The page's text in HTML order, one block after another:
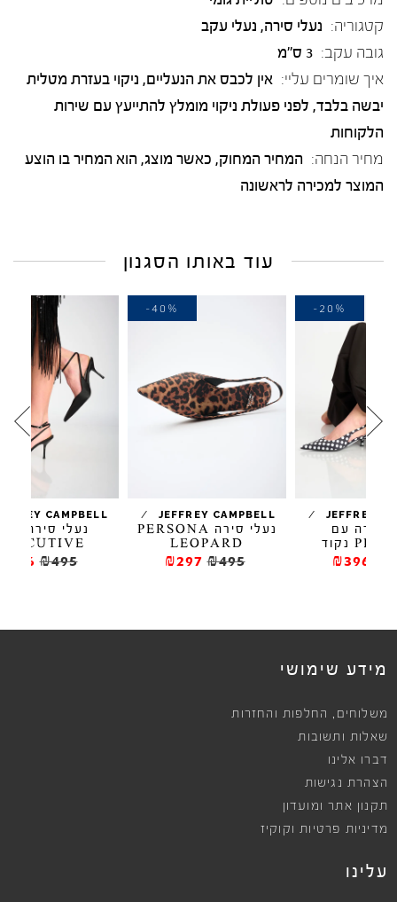
קטגוריה: נעלי סירה, נעלי עקב
גובה עקב: 3 ס"מ
איך שומרים עליי: אין לכבס את הנעליים, ניקוי בעזרת מטלית
יבשה בלבד, לפני פעולת ניקוי מומלץ להתייעץ עם שירות
הלקוחות
מחיר הנחה: המחיר המחוק, כאשר מוצג, הוא המחיר בו הוצע
המוצר למכירה לראשונה
עוד באותו הסגנון
JEFFREY CAMPBELL
/
נעלי סירה PERSONA
LEOPARD
₪297
JEFFREY CAMPBELL
/
נעלי סירה סאטן
EXECUTIVE
₪396
-20%
מידע שימושי
משלוחים , החלפות והחזרות
שאלות ותשובות
דברו אלינו
הצהרת נגישות
תקנון אתר ומועדון
מדיניות פרטיות וקוקיז
עלינו